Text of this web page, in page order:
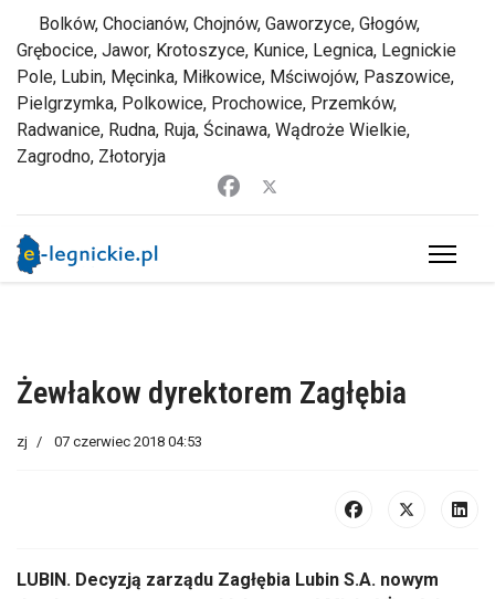
Bolków, Chocianów, Chojnów, Gaworzyce, Głogów,
Grębocice, Jawor, Krotoszyce, Kunice, Legnica, Legnickie
Pole, Lubin, Męcinka, Miłkowice, Mściwojów, Paszowice,
Pielgrzymka, Polkowice, Prochowice, Przemków,
Radwanice, Rudna, Ruja, Ścinawa, Wądroże Wielkie,
Zagrodno, Złotoryja
Żewłakow dyrektorem Zagłębia
zj 07 czerwiec 2018 04:53
LUBIN. Decyzją zarządu Zagłębia Lubin S.A. nowym